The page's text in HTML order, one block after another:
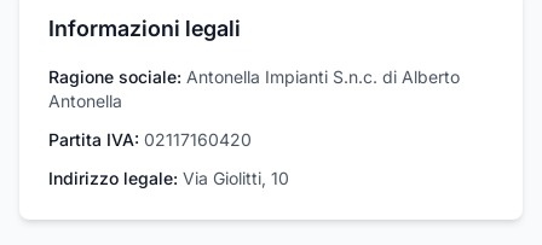
Informazioni legali
Ragione sociale: Antonella Impianti S.n.c. di Alberto
Antonella
Partita IVA: 02117160420
Indirizzo legale: Via Giolitti, 10